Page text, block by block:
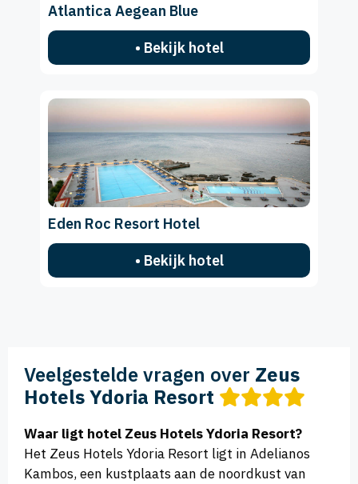
Atlantica Aegean Blue
• Bekijk hotel
Eden Roc Resort Hotel
• Bekijk hotel
Veelgestelde vragen over Zeus
Hotels Ydoria Resort
Waar ligt hotel Zeus Hotels Ydoria Resort?
Het Zeus Hotels Ydoria Resort ligt in Adelianos
Kambos, een kustplaats aan de noordkust van